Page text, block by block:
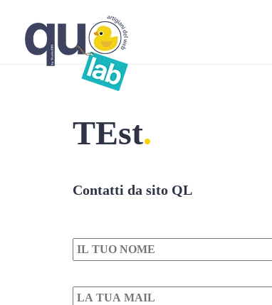
TEst
Contatti da sito QL